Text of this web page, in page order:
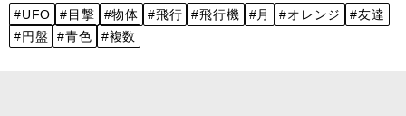
#UFO #目撃 #物体 #飛行 #飛行機 #月 #オレンジ
#友達
#円盤
#青色 #複数